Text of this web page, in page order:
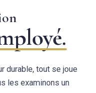
durable, tout se joue
les examinons un